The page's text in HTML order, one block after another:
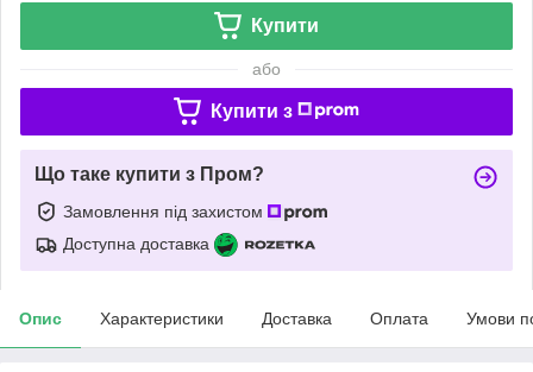
Купити
або
Купити з
Що таке купити з Пром?
Замовлення під захистом
Доступна доставка
Опис Характеристики Доставка Оплата Умови